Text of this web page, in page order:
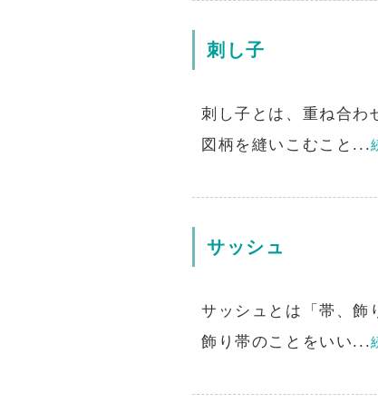
刺し子
刺し子とは、重ね合わ
図柄を縫いこむこと...
サッシュ
サッシュとは「帯、飾
飾り帯のことをいい...